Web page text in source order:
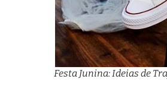
Festa Junina: Ideias de